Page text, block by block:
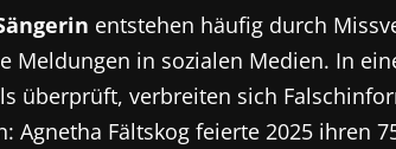
entstehen häufig durch
Meldungen in sozialen Medien. In
überprüft, verbreiten sich
Agnetha Fältskog feierte 2025 ihren